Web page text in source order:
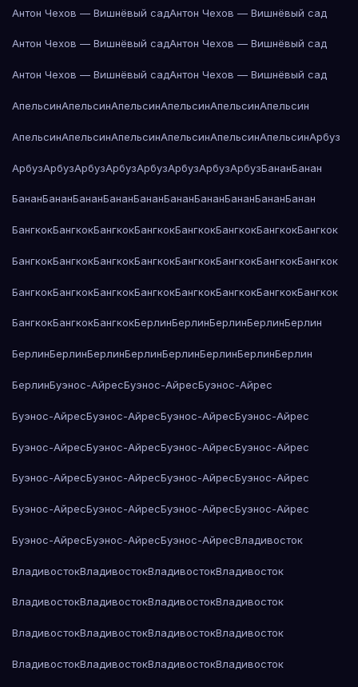
Антон Чехов — Вишнёвый садАнтон Чехов — Вишнёвый сад
Антон Чехов — Вишнёвый садАнтон Чехов — Вишнёвый сад
Антон Чехов — Вишнёвый садАнтон Чехов — Вишнёвый сад
АпельсинАпельсинАпельсинАпельсинАпельсинАпельсин
АпельсинАпельсинАпельсинАпельсинАпельсинАпельсинАрбуз
АрбузАрбузАрбузАрбузАрбузАрбузАрбузАрбузБананБанан
БананБананБананБананБананБананБананБананБананБанан
БангкокБангкокБангкокБангкокБангкокБангкокБангкокБангкок
БангкокБангкокБангкокБангкокБангкокБангкокБангкокБангкок
БангкокБангкокБангкокБангкокБангкокБангкокБангкокБангкок
БангкокБангкокБангкокБерлинБерлинБерлинБерлинБерлин
БерлинБерлинБерлинБерлинБерлинБерлинБерлинБерлин
БерлинБуэнос-АйресБуэнос-АйресБуэнос-Айрес
Буэнос-АйресБуэнос-АйресБуэнос-АйресБуэнос-Айрес
Буэнос-АйресБуэнос-АйресБуэнос-АйресБуэнос-Айрес
Буэнос-АйресБуэнос-АйресБуэнос-АйресБуэнос-Айрес
Буэнос-АйресБуэнос-АйресБуэнос-АйресБуэнос-Айрес
Буэнос-АйресБуэнос-АйресБуэнос-АйресВладивосток
ВладивостокВладивостокВладивостокВладивосток
ВладивостокВладивостокВладивостокВладивосток
ВладивостокВладивостокВладивостокВладивосток
ВладивостокВладивостокВладивостокВладивосток